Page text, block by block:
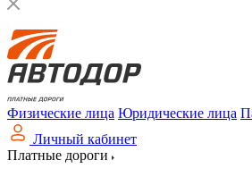
Физические лица Юридические лица
Личный кабинет
Платные дороги